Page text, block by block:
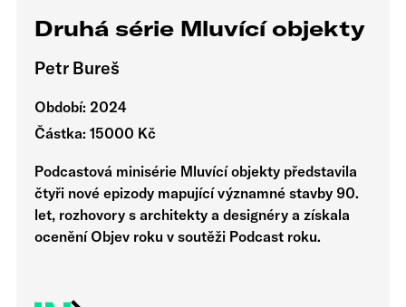
Druhá série Mluvící objekty
Petr Bureš
Období: 2024
Částka: 15000 Kč
Podcastová minisérie Mluvící objekty představila
čtyři nové epizody mapující významné stavby 90.
let, rozhovory s architekty a designéry a získala
ocenění Objev roku v soutěži Podcast roku.